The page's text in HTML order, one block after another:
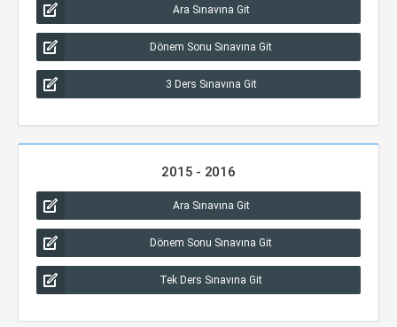
Ara Sınavına Git
Dönem Sonu Sınavına Git
3 Ders Sınavına Git
2015 - 2016
Ara Sınavına Git
Dönem Sonu Sınavına Git
Tek Ders Sınavına Git